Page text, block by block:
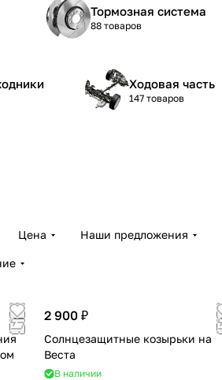
Тормозная система
88 товаров
Ходовая часть
147 товаров
Цена Наши предложения
2 900 ₽
Солнцезащитные козырьки на
Веста
В наличии